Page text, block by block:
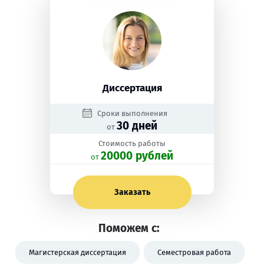
Диссертация
Сроки выполнения
от 30 дней
Стоимость работы
oт 20000 рублей
Заказать
Поможем с:
Магистерская диссертация Семестровая работа